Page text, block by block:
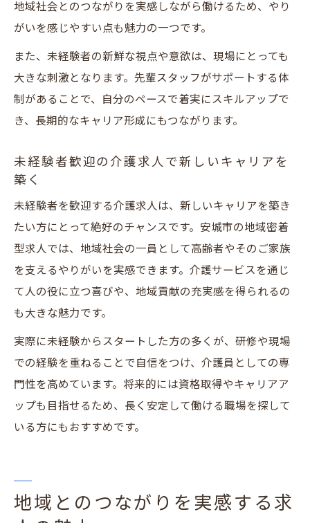
地域社会とのつながりを実感しながら働けるため、やり
がいを感じやすい点も魅力の一つです。
また、未経験者の新鮮な視点や意欲は、現場にとっても
大きな刺激となります。先輩スタッフがサポートする体
制があることで、自分のペースで着実にスキルアップで
き、長期的なキャリア形成にもつながります。
未経験者歓迎の介護求人で新しいキャリアを
築く
未経験者を歓迎する介護求人は、新しいキャリアを築き
たい方にとって絶好のチャンスです。安城市の地域密着
型求人では、地域社会の一員として高齢者やそのご家族
を支えるやりがいを実感できます。介護サービスを通じ
て人の役に立つ喜びや、地域貢献の充実感を得られるの
も大きな魅力です。
実際に未経験からスタートした方の多くが、研修や現場
での経験を重ねることで自信をつけ、介護員としての専
門性を高めています。将来的には資格取得やキャリアア
ップも目指せるため、長く安定して働ける職場を探して
いる方にもおすすめです。
地域とのつながりを実感する求